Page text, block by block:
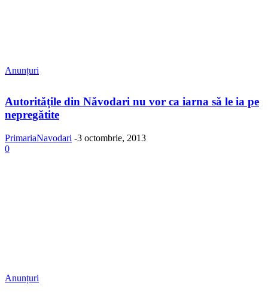
Anunțuri
Autoritățile din Năvodari nu vor ca iarna să le ia pe
nepregătite
PrimariaNavodari -3 octombrie, 2013
0
Anunțuri